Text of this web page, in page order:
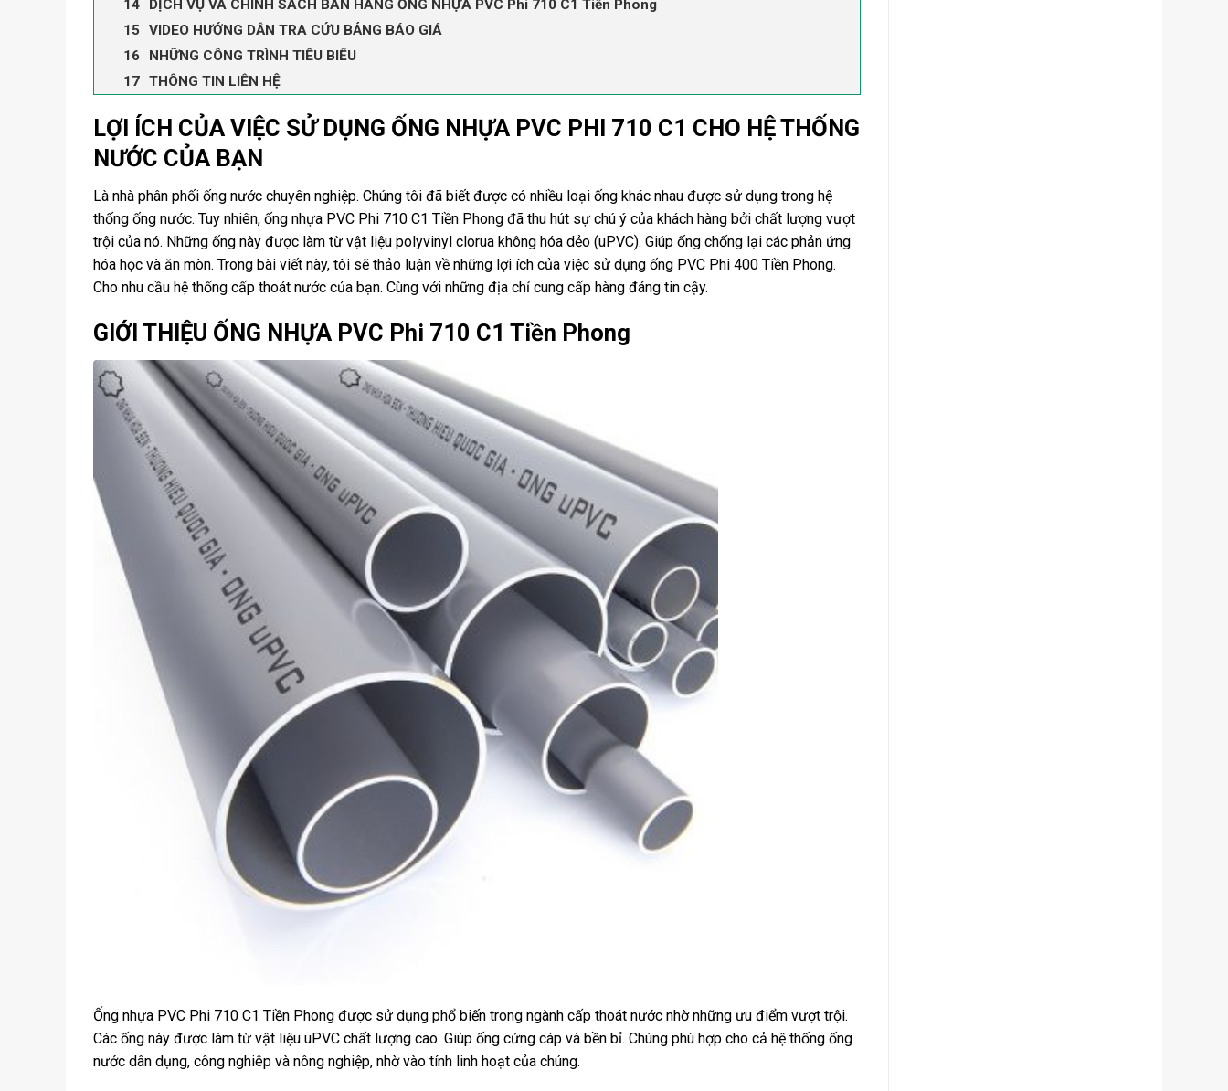
DỊCH VỤ VÀ CHÍNH SÁCH BÁN HÀNG ỐNG NHỰA PVC Phi 710 C1 Tiền Phong
VIDEO HƯỚNG DẪN TRA CỨU BẢNG BÁO GIÁ
NHỮNG CÔNG TRÌNH TIÊU BIỂU
THÔNG TIN LIÊN HỆ
LỢI ÍCH CỦA VIỆC SỬ DỤNG ỐNG NHỰA PVC PHI 710 C1 CHO HỆ THỐNG
NƯỚC CỦA BẠN
Là nhà phân phối ống nước chuyên nghiệp. Chúng tôi đã biết được có nhiều loại ống khác nhau được sử dụng trong hệ
thống ống nước. Tuy nhiên, ống nhựa PVC Phi 710 C1 Tiền Phong đã thu hút sự chú ý của khách hàng bởi chất lượng vượt
trội của nó. Những ống này được làm từ vật liệu polyvinyl clorua không hóa dẻo (uPVC). Giúp ống chống lại các phản ứng
hóa học và ăn mòn. Trong bài viết này, tôi sẽ thảo luận về những lợi ích của việc sử dụng ống PVC Phi 400 Tiền Phong.
Cho nhu cầu hệ thống cấp thoát nước của bạn. Cùng với những địa chỉ cung cấp hàng đáng tin cậy.
GIỚI THIỆU ỐNG NHỰA PVC Phi 710 C1 Tiền Phong
Ống nhựa PVC Phi 710 C1 Tiền Phong được sử dụng phổ biến trong ngành cấp thoát nước nhờ những ưu điểm vượt trội.
Các ống này được làm từ vật liệu uPVC chất lượng cao. Giúp ống cứng cáp và bền bỉ. Chúng phù hợp cho cả hệ thống ống
nước dân dụng, công nghiêp và nông nghiệp, nhờ vào tính linh hoạt của chúng.